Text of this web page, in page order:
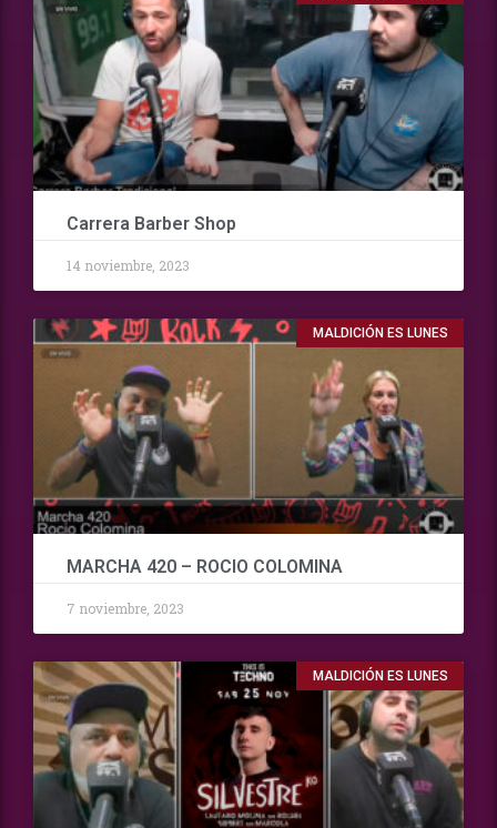
Carrera Barber Shop
14 noviembre, 2023
MALDICIÓN ES LUNES
MARCHA 420 – ROCIO COLOMINA
7 noviembre, 2023
MALDICIÓN ES LUNES